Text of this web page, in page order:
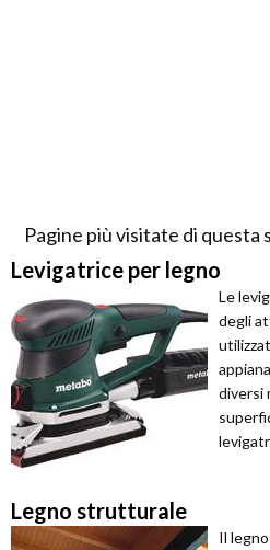
Pagine più visitate di questa
Levigatrice per legno
Le
degli
diversi
Legno strutturale
Il